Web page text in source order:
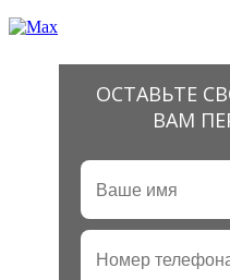
ОСТАВЬТЕ
ВАМ